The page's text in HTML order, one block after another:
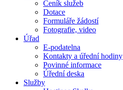
Ceník služeb
Dotace
Formuláře žádostí
Fotografie, video
Úřad
E-podatelna
Kontakty a úřední hodiny
Povinné informace
Úřední deska
Služby